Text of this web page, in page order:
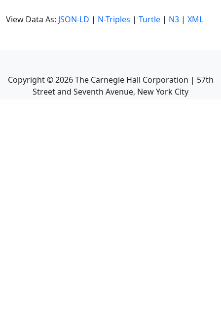
View Data As: JSON-LD | N-Triples | Turtle | N3 | XML
Copyright ©2026The Carnegie Hall Corporation | 57th
Street and Seventh Avenue, New York City